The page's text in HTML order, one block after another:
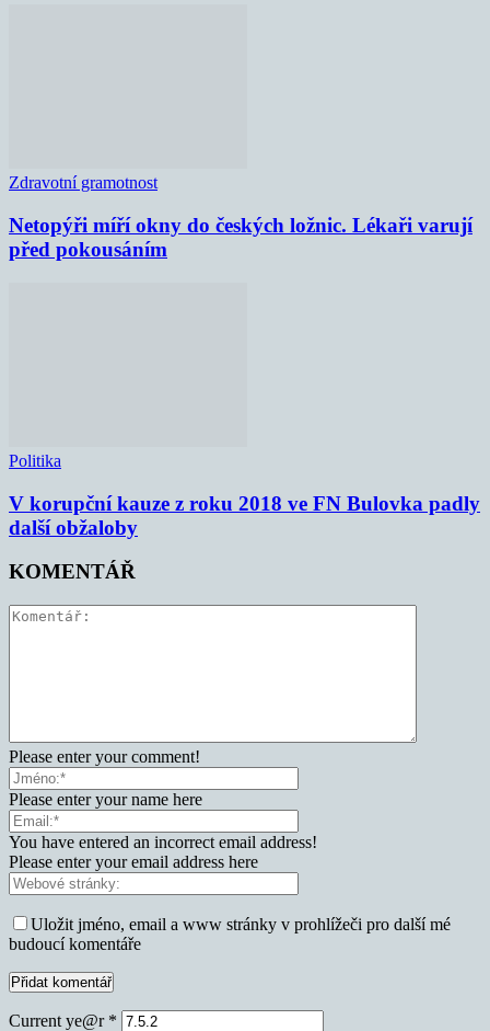
Zdravotní gramotnost
Netopýři míří okny do českých ložnic. Lékaři varují
před pokousáním
Politika
V korupční kauze z roku 2018 ve FN Bulovka padly
další obžaloby
KOMENTÁŘ
Please enter your comment!
Please enter your name here
You have entered an incorrect email address!
Please enter your email address here
Uložit jméno, email a www stránky v prohlížeči pro další mé
budoucí komentáře
Current ye@r *